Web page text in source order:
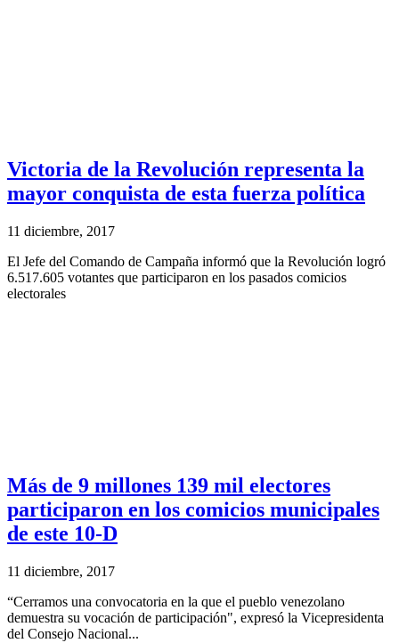
Victoria de la Revolución representa la
mayor conquista de esta fuerza política
11 diciembre, 2017
El Jefe del Comando de Campaña informó que la Revolución logró
6.517.605 votantes que participaron en los pasados comicios
electorales
Más de 9 millones 139 mil electores
participaron en los comicios municipales
de este 10-D
11 diciembre, 2017
“Cerramos una convocatoria en la que el pueblo venezolano
demuestra su vocación de participación", expresó la Vicepresidenta
del Consejo Nacional...